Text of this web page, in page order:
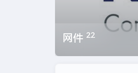
网件 22